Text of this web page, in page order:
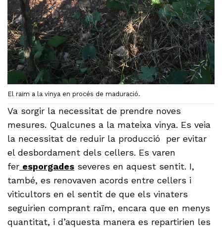
El raïm a la vinya en procés de maduració.
Va sorgir la necessitat de prendre noves
mesures. Qualcunes a la mateixa vinya. Es veia
la necessitat de reduir la producció per evitar
el desbordament dels cellers. Es varen
fer esporgades severes en aquest sentit. I,
també, es renovaven acords entre cellers i
viticultors en el sentit de que els vinaters
seguirien comprant raïm, encara que en menys
quantitat, i d’aquesta manera es repartirien les